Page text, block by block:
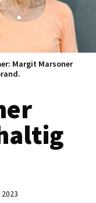
Margit Marsoner